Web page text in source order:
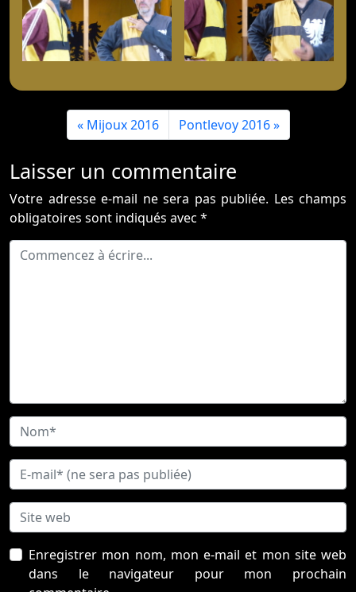
Mijoux 2016 Pontlevoy 2016
Laisser un commentaire
Votre adresse e-mail ne sera pas publiée. Les champs
obligatoires sont indiqués avec *
Enregistrer mon nom, mon e-mail et mon site web
dans le navigateur pour mon prochain